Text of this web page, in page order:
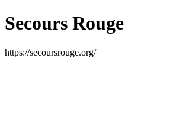
Secours Rouge
https://secoursrouge.org/